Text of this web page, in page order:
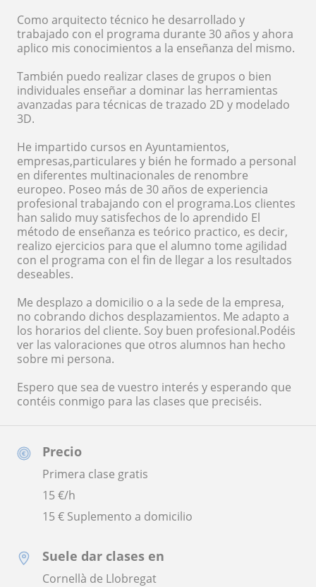
Precio
Primera clase gratis
15€/h
15 € Suplemento a domicilio
Suele dar clases en
Cornellà de Llobregat
Como arquitecto técnico he desarrollado y
trabajado con el programa durante 30 años y ahora
aplico mis conocimientos a la enseñanza del mismo.
También puedo realizar clases de grupos o bien
individuales enseñar a dominar las herramientas
avanzadas para técnicas de trazado 2D y modelado
3D.
He impartido cursos en Ayuntamientos,
empresas,particulares y bién he formado a personal
en diferentes multinacionales de renombre
europeo. Poseo más de 30 años de experiencia
profesional trabajando con el programa.Los clientes
han salido muy satisfechos de lo aprendido El
método de enseñanza es teórico practico, es decir,
realizo ejercicios para que el alumno tome agilidad
con el programa con el fin de llegar a los resultados
deseables.
Me desplazo a domicilio o a la sede de la empresa,
no cobrando dichos desplazamientos. Me adapto a
los horarios del cliente. Soy buen profesional.Podéis
ver las valoraciones que otros alumnos han hecho
sobre mi persona.
Espero que sea de vuestro interés y esperando que
contéis conmigo para las clases que preciséis.